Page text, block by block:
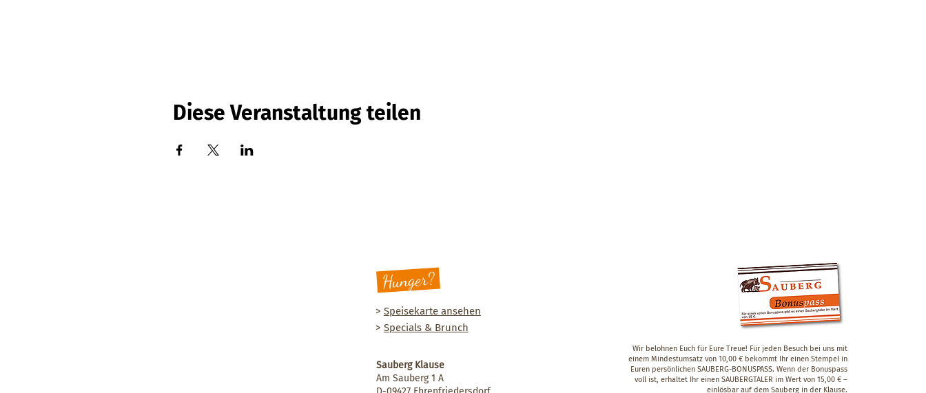
Diese Veranstaltung teilen
Hunger?
> Speisekarte ansehen
> Specials & Brunch
Sauberg Klause
Am Sauberg 1 A
Wir belohnen Euch für Eure Treue! Für jeden Besuch bei uns mit
einem Mindestumsatz von 10,00 € bekommt Ihr einen Stempel in
Euren persönlichen SAUBERG-BONUSPASS. Wenn der Bonuspass
voll ist, erhaltet Ihr einen SAUBERGTALER im Wert von 15,00 € –
einlösbar auf dem Sauberg in der Klause.